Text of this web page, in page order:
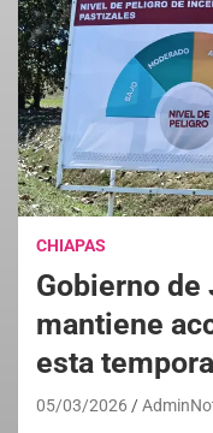
CHIAPAS
Gobierno de
mantiene
esta
05/03/2026